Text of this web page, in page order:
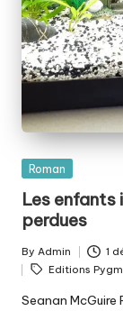
Posted
Roman
Les enfants
perdues
Posted
by
By Admin 1
Tags:
Editions
Seanan McGuire